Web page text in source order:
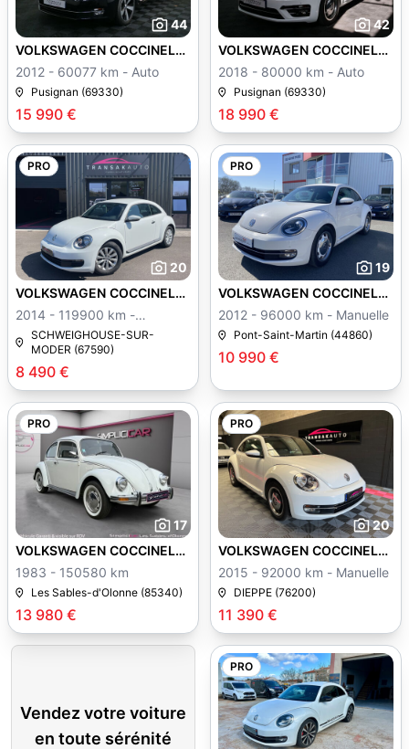
44
15 990 €
VOLKSWAGEN COCCINELLE
II
2012 - 60077 km - Auto
Pusignan (69330)
42
18 990 €
VOLKSWAGEN COCCINELLE
II
2018 - 80000 km - Auto
Pusignan (69330)
PRO
20
8 490 €
VOLKSWAGEN COCCINELLE
II
2014 - 119900 km -
Manuelle
SCHWEIGHOUSE-SUR-
MODER (67590)
PRO
19
10 990 €
VOLKSWAGEN COCCINELLE
II
2012 - 96000 km - Manuelle
Pont-Saint-Martin (44860)
PRO
17
13 980 €
VOLKSWAGEN COCCINELLE
II
1983 - 150580 km
Les Sables-d'Olonne (85340)
PRO
20
11 390 €
VOLKSWAGEN COCCINELLE
II
2015 - 92000 km - Manuelle
DIEPPE (76200)
Vendez votre voiture
en toute sérénité
PRO